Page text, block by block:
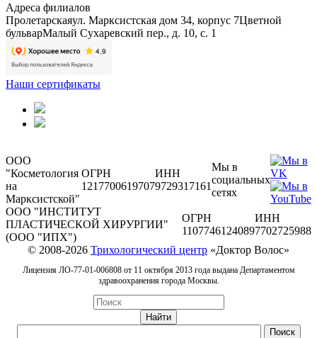
Адреса филиалов
Пролетарскаяул. Марксистская дом 34, корпус 7Цветной
бульварМалый Сухаревский пер., д. 10, с. 1
Наши сертификаты
ООО
"Косметология
на
Марксистской"
ОГРН
1217700619707
ИНН
9729317161
Мы в
социальных
сетях
ООО "ИНСТИТУТ
ПЛАСТИЧЕСКОЙ ХИРУРГИИ"
(ООО "ИПХ")
ОГРН
1107746124089
ИНН
7702725988
© 2008-2026 Трихологический центр «Доктор Волос»
Лицензия ЛО-77-01-006808 от 11 октября 2013 года выдана Департаментом
здравоохранения города Москвы.